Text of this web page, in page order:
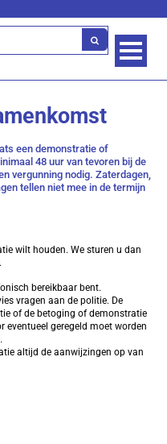
een demonstratie of
48 uur van tevoren bij de
vergunning nodig. Zaterdagen,
tellen niet mee in de termijn
wilt houden. We sturen u dan
bereikbaar bent.
vragen aan de politie. De
of de betoging of demonstratie
eventueel geregeld moet worden
altijd de aanwijzingen op van